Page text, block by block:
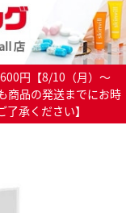
円【8/10（月）～
商品の発送までにお時
承ください】